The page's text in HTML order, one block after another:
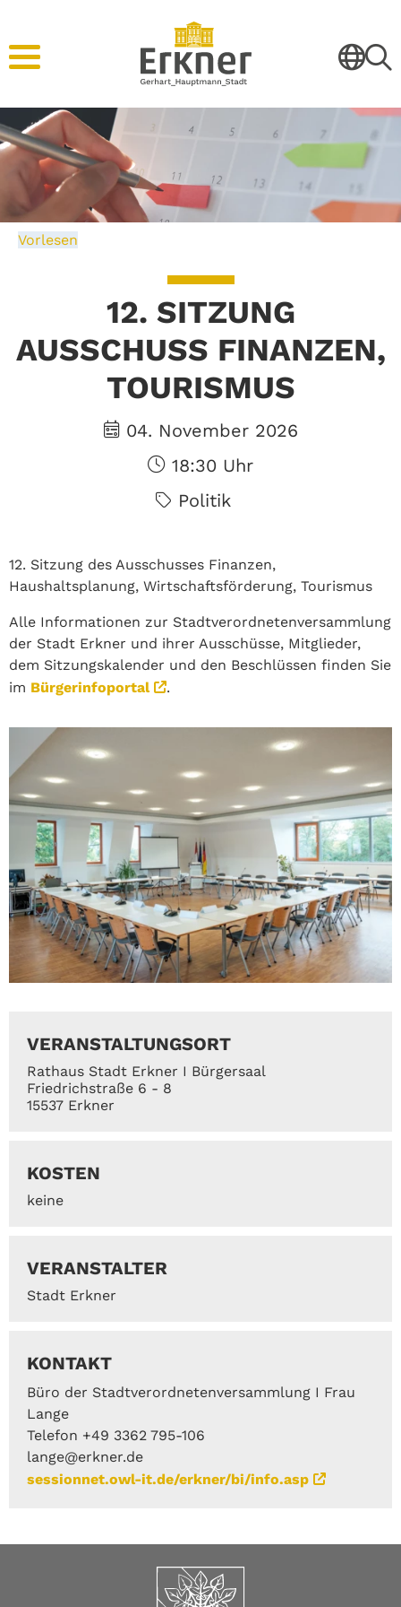
Vorlesen
12. SITZUNG
AUSSCHUSS FINANZEN,
TOURISMUS
04. November 2026
18:30 Uhr
Politik
12. Sitzung des Ausschusses Finanzen,
Haushaltsplanung, Wirtschaftsförderung, Tourismus
Alle Informationen zur Stadtverordnetenversammlung
der Stadt Erkner und ihrer Ausschüsse, Mitglieder,
dem Sitzungskalender und den Beschlüssen finden Sie
im Bürgerinfoportal .
VERANSTALTUNGSORT
Rathaus Stadt Erkner I Bürgersaal
Friedrichstraße 6 - 8
15537 Erkner
KOSTEN
keine
VERANSTALTER
Stadt Erkner
KONTAKT
Büro der Stadtverordnetenversammlung I Frau
Lange
Telefon +49 3362 795-106
lange@erkner.de
sessionnet.owl-it.de/erkner/bi/info.asp